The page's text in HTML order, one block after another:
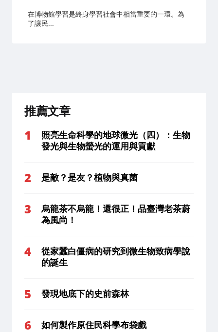
在博物館學習是終身學習社會中相當重要的一環。為
了讓民...
推薦文章
照亮生命科學的地球微光（四）：生物
發光與生物螢光的運用與貢獻
是敵？是友？植物與真菌
烏龍茶不烏龍！還很正！品臺灣老茶蔚
為風尚！
從家蠶白僵病的研究到微生物致病學說
的誕生
發現地底下的史前森林
如何製作原住民科學布袋戲